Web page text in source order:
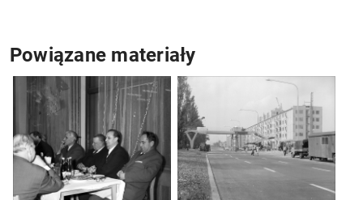
Powiązane materiały